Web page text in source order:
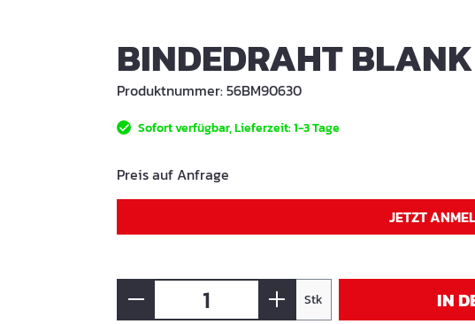
BINDEDRAHT
Produktnummer:56BM90630
Sofort verfügbar, Lieferzeit: 1-3 Tage
Preis auf Anfrage
JETZT
Stk IN